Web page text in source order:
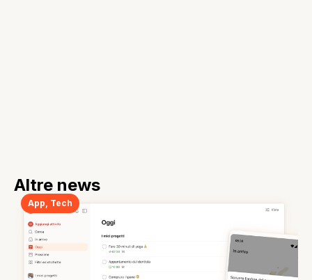
Altre news
App Tech